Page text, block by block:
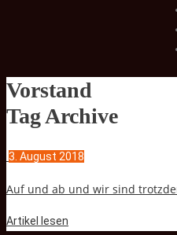
Vorstand
Tag Archive
3. August 2018
Auf und ab und wir sind
Artikel lesen